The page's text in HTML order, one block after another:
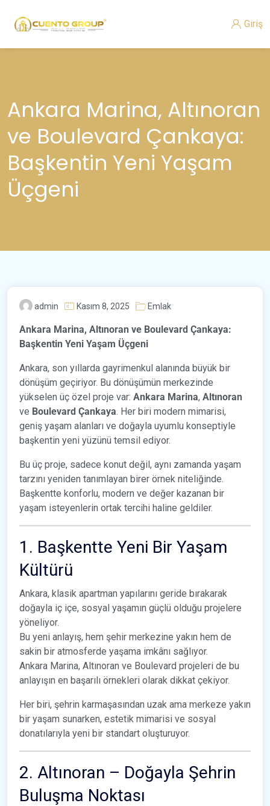
Giriş
Ankara Marina, Altınoran
ve Boulevard Çankaya:
Başkentin Yeni Yaşam
Üçgeni
admin Kasım 8, 2025 Emlak
Ankara Marina, Altınoran ve Boulevard Çankaya:
Başkentin Yeni Yaşam Üçgeni
Ankara, son yıllarda gayrimenkul alanında büyük bir
dönüşüm geçiriyor. Bu dönüşümün merkezinde
yükselen üç özel proje var: Ankara Marina, Altınoran
ve Boulevard Çankaya. Her biri modern mimarisi,
geniş yaşam alanları ve doğayla uyumlu konseptiyle
başkentin yeni yüzünü temsil ediyor.
Bu üç proje, sadece konut değil, aynı zamanda yaşam
tarzını yeniden tanımlayan birer örnek niteliğinde.
Başkentte konforlu, modern ve değer kazanan bir
yaşam isteyenlerin ortak tercihi haline geldiler.
1. Başkentte Yeni Bir Yaşam
Kültürü
Ankara, klasik apartman yapılarını geride bırakarak
doğayla iç içe, sosyal yaşamın güçlü olduğu projelere
yöneliyor.
Bu yeni anlayış, hem şehir merkezine yakın hem de
sakin bir atmosferde yaşama imkânı sağlıyor.
Ankara Marina, Altınoran ve Boulevard projeleri de bu
anlayışın en başarılı örnekleri olarak dikkat çekiyor.
Her biri, şehrin karmaşasından uzak ama merkeze yakın
bir yaşam sunarken, estetik mimarisi ve sosyal
donatılarıyla yeni bir standart oluşturuyor.
2. Altınoran – Doğayla Şehrin
Buluşma Noktası